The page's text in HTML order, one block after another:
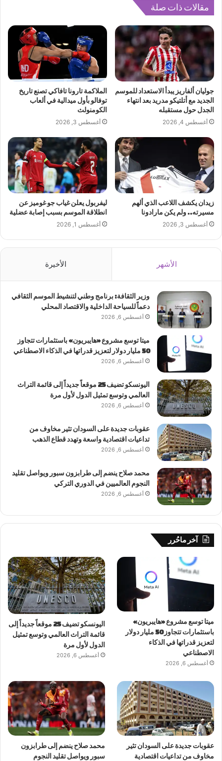
مقالات ذات صلة
جوليان ألفاريز يبدأ الاستعداد للموسم
الجديد مع أتلتيكو مدريد بعد انتهاء
الجدل حول مستقبله
أغسطس 4, 2026
الملاكمة تارونا تافاكي تصنع تاريخ
توفالو بأول ميدالية في ألعاب
الكومنولث
أغسطس 3, 2026
زيدان يكشف اللاعب الذي ألهم
مسيرته.. ولم يكن مارادونا
أغسطس 3, 2026
ليفربول يعلن غياب جو غوميز عن
انطلاقة الموسم بسبب إصابة عضلية
أغسطس 1, 2026
الأشهر الأخيرة
وزير الثقافة: برنامج وطني لتنشيط الموسم الثقافي
دعماً للسياحة الداخلية والاقتصاد المحلي
أغسطس 6, 2026
ميتا توسع مشروع «هايبريون» باستثمارات تتجاوز
50 مليار دولار لتعزيز قدراتها في الذكاء الاصطناعي
أغسطس 6, 2026
اليونسكو تضيف 25 موقعاً جديداً إلى قائمة التراث
العالمي وتوسع تمثيل الدول لأول مرة
أغسطس 6, 2026
عقوبات جديدة على السودان تثير مخاوف من
تداعيات اقتصادية واسعة وتهدد قطاع الذهب
أغسطس 6, 2026
محمد صلاح ينضم إلى طرابزون سبور ويواصل تقليد
النجوم العالميين في الدوري التركي
أغسطس 6, 2026
آخر ماحُرر
ميتا توسع مشروع «هايبريون»
باستثمارات تتجاوز 50 مليار دولار
لتعزيز قدراتها في الذكاء
الاصطناعي
أغسطس 6, 2026
اليونسكو تضيف 25 موقعاً جديداً إلى
قائمة التراث العالمي وتوسع تمثيل
الدول لأول مرة
أغسطس 6, 2026
عقوبات جديدة على السودان تثير
مخاوف من تداعيات اقتصادية
محمد صلاح ينضم إلى طرابزون
سبور ويواصل تقليد النجوم